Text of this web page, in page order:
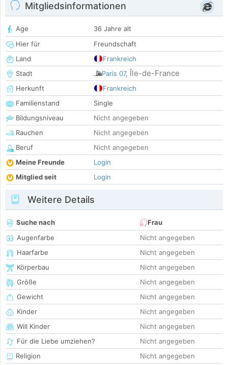
Mitgliedsinformationen
Age
36 Jahre alt
Hier für
Freundschaft
Land
Frankreich
Stadt
Paris 07, Île-de-France
Herkunft
Frankreich
Familienstand
Single
Bildungsniveau
Nicht angegeben
Rauchen
Nicht angegeben
Beruf
Nicht angegeben
Meine Freunde
Login
Mitglied seit
Login
Weitere Details
Suche nach
Frau
Augenfarbe
Nicht angegeben
Haarfarbe
Nicht angegeben
Körperbau
Nicht angegeben
Größe
Nicht angegeben
Gewicht
Nicht angegeben
Kinder
Nicht angegeben
Will Kinder
Nicht angegeben
Für die Liebe umziehen?
Nicht angegeben
Religion
Nicht angegeben